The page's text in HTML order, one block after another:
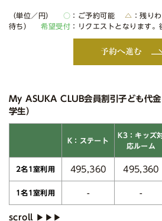
（単位／円） ○ ：ご予約可能△ ：残り
待ち）希望受付 ：リクエストとなります
予約へ進む
My ASUKA CLUB会員割引子ども代
学生）
K：ステート
K3：キッズ
応ルーム
2名1室利用 495,360 495,360
1名1室利用 - -